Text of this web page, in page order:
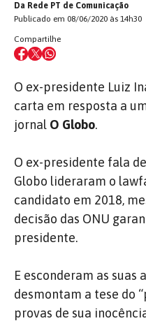
Da Rede PT de Comunicação
Publicado em 08/06/2020 às 14h30
Compartilhe
O ex-presidente Luiz
carta em resposta a
jornal O Globo.
O ex-presidente fala
Globo lideraram o
candidato em 2018,
decisão das ONU
presidente.
E esconderam as suas
desmontam a tese do
provas de sua